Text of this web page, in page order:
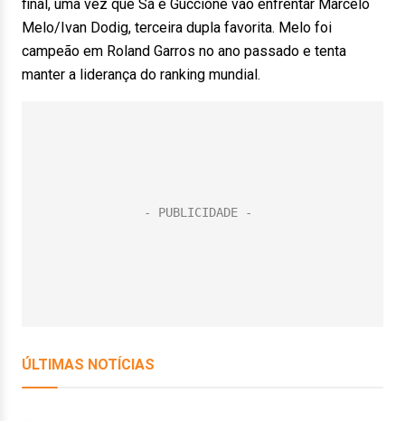
final, uma vez que Sá e Guccione vão enfrentar Marcelo
Melo/Ivan Dodig, terceira dupla favorita. Melo foi
campeão em Roland Garros no ano passado e tenta
manter a liderança do ranking mundial.